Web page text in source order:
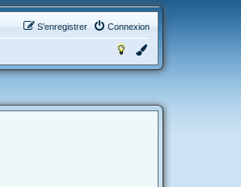
Connexion
S’enregistrer